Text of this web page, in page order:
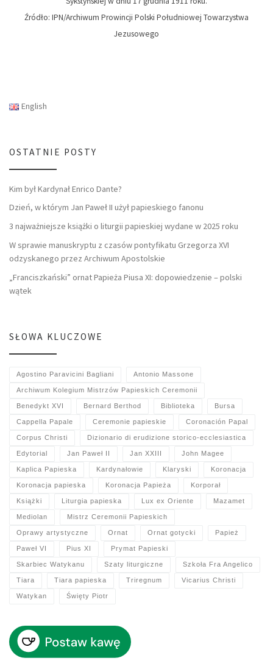
Źródło: IPN/Archiwum Prowincji Polski Południowej Towarzystwa
Jezusowego
English
OSTATNIE POSTY
Kim był Kardynał Enrico Dante?
Dzień, w którym Jan Paweł II użył papieskiego fanonu
3 najważniejsze książki o liturgii papieskiej wydane w 2025 roku
W sprawie manuskryptu z czasów pontyfikatu Grzegorza XVI
odzyskanego przez Archiwum Apostolskie
„Franciszkański” ornat Papieża Piusa XI: dopowiedzenie – polski
wątek
SŁOWA KLUCZOWE
Agostino Paravicini Bagliani Antonio Massone
Archiwum Kolegium Mistrzów Papieskich Ceremonii
Benedykt XVI Bernard Berthod Biblioteka Bursa
Cappella Papale Ceremonie papieskie Coronación Papal
Corpus Christi Dizionario di erudizione storico-ecclesiastica
Edytorial Jan Paweł II Jan XXIII John Magee
Kaplica Papieska Kardynałowie Klaryski Koronacja
Koronacja papieska Koronacja Papieża Korporał
Książki Liturgia papieska Lux ex Oriente Mazamet
Mediolan Mistrz Ceremonii Papieskich
Oprawy artystyczne Ornat Ornat gotycki Papież
Paweł VI Pius XI Prymat Papieski
Skarbiec Watykanu Szaty liturgiczne Szkoła Fra Angelico
Tiara Tiara papieska Triregnum Vicarius Christi
Watykan Święty Piotr